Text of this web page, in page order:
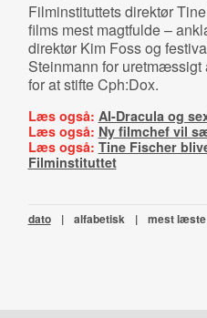
Filminstituttets direktør
films mest magtfulde –
direktør Kim Foss og
Steinmann for uretmæssigt
for at stifte Cph:Dox.
Læs også: AI-Dracula og
Læs også: Ny filmchef vil
Læs også: Tine Fischer
Filminstituttet
dato | alfabetisk | mest læste